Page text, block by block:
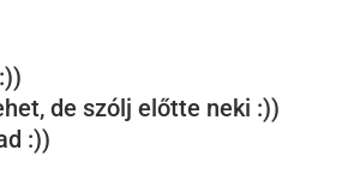
de szólj előtte neki :))
:))